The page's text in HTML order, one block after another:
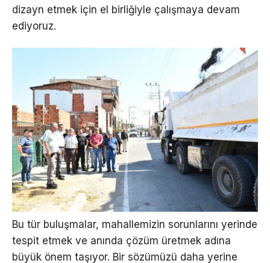
dizayn etmek için el birliğiyle çalışmaya devam
ediyoruz.
Bu tür buluşmalar, mahallemizin sorunlarını yerinde
tespit etmek ve anında çözüm üretmek adına
büyük önem taşıyor. Bir sözümüzü daha yerine